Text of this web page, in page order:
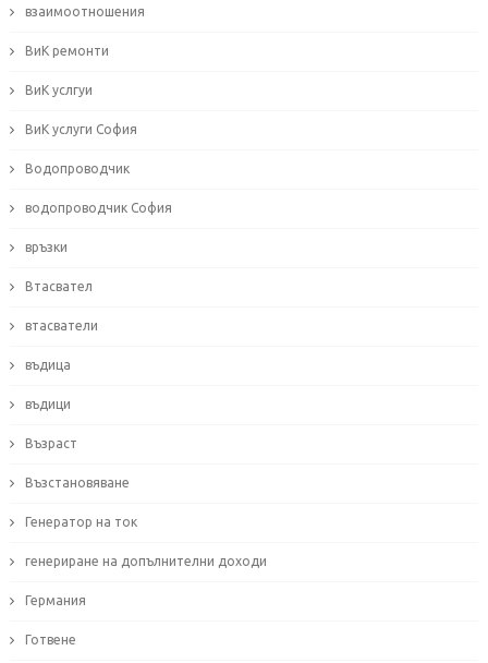
взаимоотношения
ВиК ремонти
ВиК услгуи
ВиК услуги София
Водопроводчик
водопроводчик София
връзки
Втасвател
втасватели
въдица
въдици
Възраст
Възстановяване
Генератор на ток
генериране на допълнителни доходи
Германия
Готвене